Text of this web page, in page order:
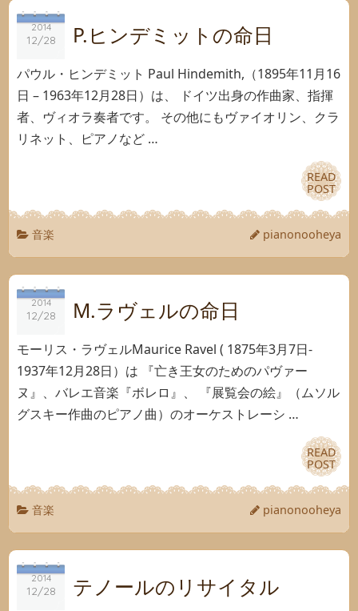
2014
12/28
2014
12/28 P.ヒンデミットの命日
パウル・ヒンデミット Paul Hindemith,（1895年11月16
日 – 1963年12月28日）は、 ドイツ出身の作曲家、指揮
者、ヴィオラ奏者です。 その他にもヴァイオリン、クラ
リネット、ピアノなど …
READ
POST
READ
POST
音楽 pianonooheya
2014
12/28
2014
12/28 M.ラヴェルの命日
モーリス・ラヴェルMaurice Ravel ( 1875年3月7日-
1937年12月28日）は 『亡き王女のためのパヴァー
ヌ』、バレエ音楽『ボレロ』、 『展覧会の絵』（ムソル
グスキー作曲のピアノ曲）のオーケストレーシ …
READ
POST
READ
POST
音楽 pianonooheya
2014
12/28
2014
12/28 テノールのリサイタル